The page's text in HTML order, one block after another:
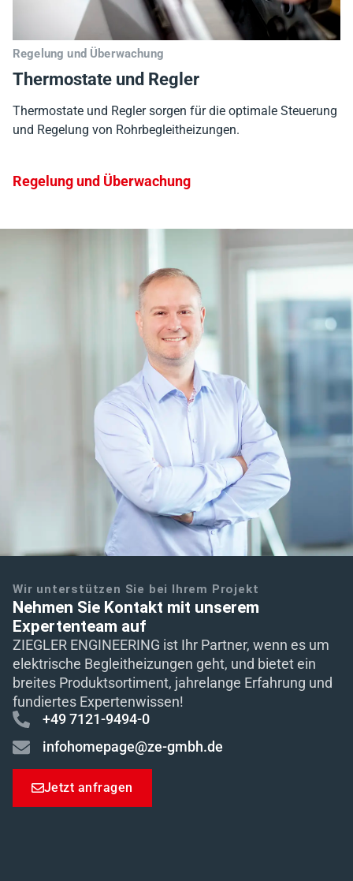
Regelung und Überwachung
Thermostate und Regler
Thermostate und Regler sorgen für die optimale Steuerung
und Regelung von Rohrbegleitheizungen.
Regelung und Überwachung
Wir unterstützen Sie bei Ihrem Projekt
Nehmen Sie Kontakt mit unserem
Expertenteam auf
ZIEGLER ENGINEERING ist Ihr Partner, wenn es um
elektrische Begleitheizungen geht, und bietet ein
breites Produktsortiment, jahrelange Erfahrung und
fundiertes Expertenwissen!
+49 7121-9494-0
infohomepage@ze-gmbh.de
Jetzt anfragen